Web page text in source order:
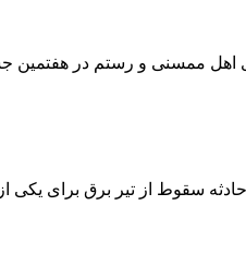
اهل ممسنی و رستم در هفتمین
سقوط از تیر برق برای یکی